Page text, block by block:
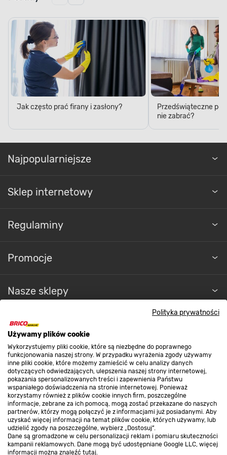
Polityka prywatności
Używamy plików cookie
Wykorzystujemy pliki cookie, które są niezbędne do poprawnego
funkcjonowania naszej strony. W przypadku wyrażenia zgody używamy
inne pliki cookie, które możemy zamieścić w celu analizy danych
dotyczących odwiedzających, ulepszenia naszej strony internetowej,
pokazania spersonalizowanych treści i zapewnienia Państwu
wspaniałego doświadczenia na stronie internetowej. Ponieważ
korzystamy również z plików cookie innych firm, poszczególne
informacje, zebrane za ich pomocą, mogą zostać przekazane do naszych
partnerów, którzy mogą połączyć je z informacjami już posiadanymi. Aby
uzyskać więcej informacji na temat plików cookie, których używamy, lub
udzielić zgody na poszczególne, wybierz „Dostosuj”.
Dane są gromadzone w celu personalizacji reklam i pomiaru skuteczności
kampanii reklamowych. Dane mogą być udostępniane Google LLC, więcej
informacji można znaleźć tutaj.
Jak często prać firany i zasłony?
Przedświąteczne
nie zabrać?
Najpopularniejsze
Sklep internetowy
Regulaminy
Promocje
Nasze sklepy
O nas
Kontakt do sklepu
Strefa biznesu
Dołącz do nas